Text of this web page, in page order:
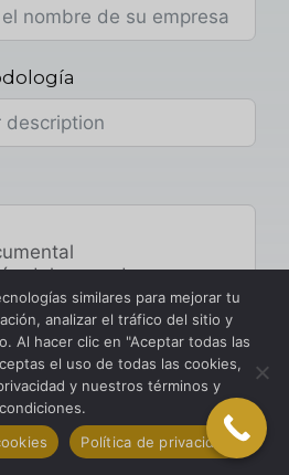
similares para mejorar tu
analizar el tráfico del sitio y
Al hacer clic en "Aceptar todas las
el uso de todas las cookies,
y nuestros términos y
condiciones.
Política de privacidad